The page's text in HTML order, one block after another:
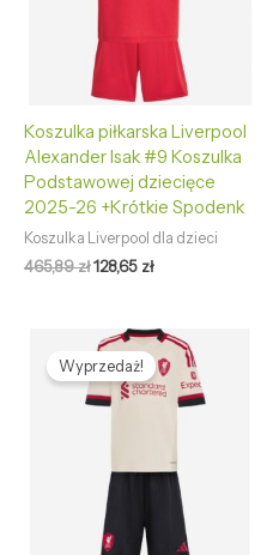
Koszulka piłkarska Liverpool
Alexander Isak #9 Koszulka
Podstawowej dziecięce
2025-26 +Krótkie Spodenk
Koszulka Liverpool dla dzieci
465,89zł128,65 zł
Wyprzedaż!
Pierwotna
cena
wynosiła:
465,89 zł.
Aktualna
cena
wynosi:
128,65 zł.